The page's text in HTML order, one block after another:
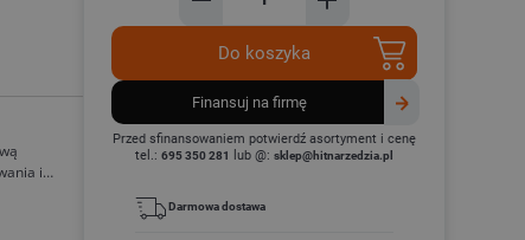
Do koszyka
finansuj na firmę
Przed sfinansowaniem potwierdź asortyment i cenę
tel.: 695 350 281 lub @: sklep@hitnarzedzia.pl
Darmowa dostawa
i